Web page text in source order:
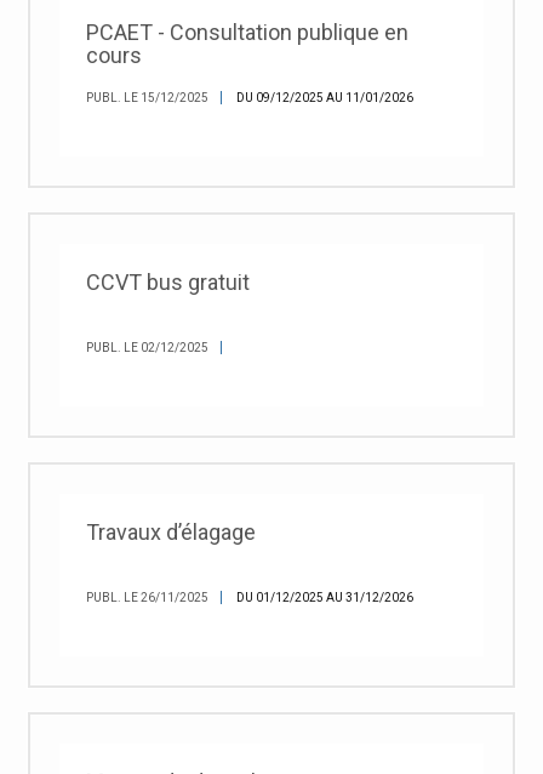
PCAET - Consultation publique en
cours
PUBL. LE 15/12/2025 DU 09/12/2025 AU 11/01/2026
CCVT bus gratuit
PUBL. LE 02/12/2025
Travaux d’élagage
PUBL. LE 26/11/2025 DU 01/12/2025 AU 31/12/2026